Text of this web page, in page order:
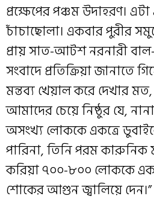
প্রক্ষেপের পঞ্চম উদাহরণ।
চাঁচাছোলা। একবার পুরীর
প্রায় সাত-আটশ নরনারী
সংবাদে প্রতিক্রিয়া জানাতে
মন্তব্য খেয়াল করে দেখার
আমাদের চেয়ে নিষ্ঠুর যে,
অসংখ্য লোককে একত্রে
পারিনা, তিনি পরম
করিয়া ৭০০-৮০০ লোককে
শোকের আগুন জ্বালিয়ে দেন।”